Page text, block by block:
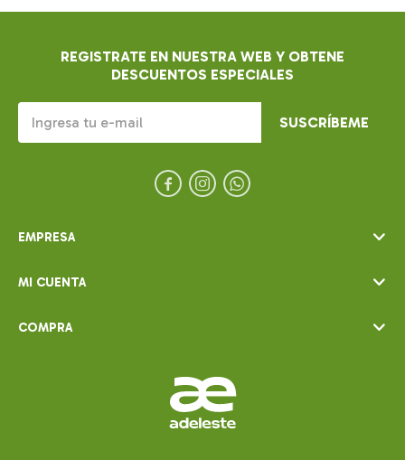
EMPRESA
MI CUENTA
COMPRA
REGISTRATE EN NUESTRA WEB Y OBTENE
DESCUENTOS ESPECIALES
SUSCRÍBEME
  